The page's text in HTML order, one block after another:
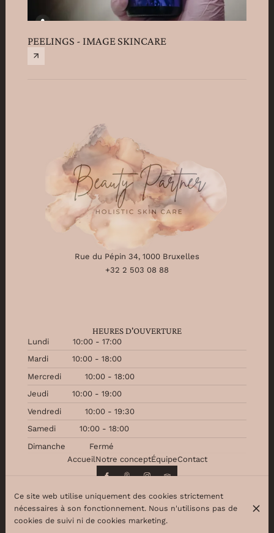
PEELINGS - IMAGE SKINCARE
Rue du Pépin 34, 1000 Bruxelles
+32 2 503 08 88
HEURES D'OUVERTURE
Lundi
10:00 - 17:00
Mardi
10:00 - 18:00
Mercredi
10:00 - 18:00
Jeudi
10:00 - 19:00
Vendredi
10:00 - 19:30
Samedi
10:00 - 18:00
Dimanche
Fermé
Accueil Notre conceptÉquipeContact
© Beauty Partner 2026
Ce site web utilise uniquement des cookies strictement
nécessaires à son fonctionnement. Nous n'utilisons pas de
cookies de suivi ni de cookies marketing.